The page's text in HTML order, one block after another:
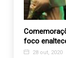
foco
28 out, 2020